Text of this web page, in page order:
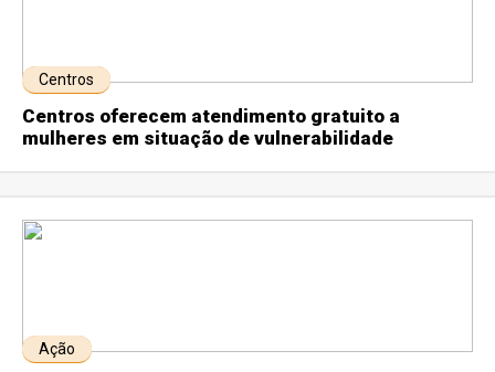
Centros
Centros oferecem atendimento gratuito a
mulheres em situação de vulnerabilidade
Ação